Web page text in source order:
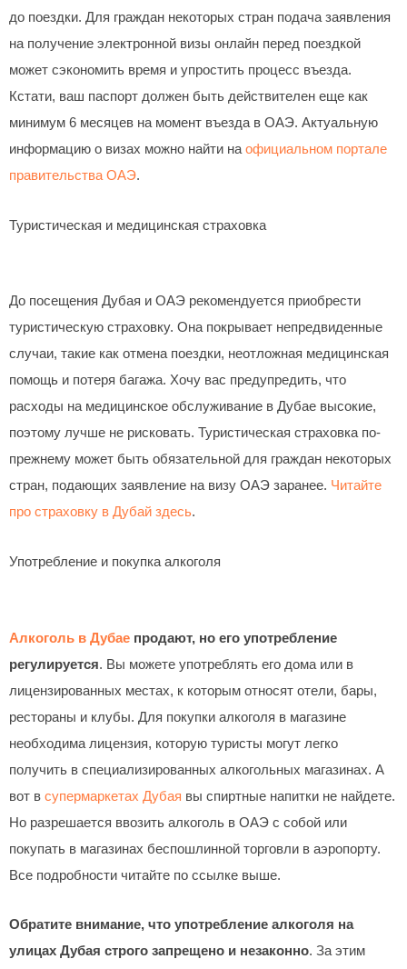
до поездки. Для граждан некоторых стран подача заявления
на получение электронной визы онлайн перед поездкой
может сэкономить время и упростить процесс въезда.
Кстати, ваш паспорт должен быть действителен еще как
минимум 6 месяцев на момент въезда в ОАЭ. Актуальную
информацию о визах можно найти наофициальном портале
правительства ОАЭ.
Туристическая и медицинская страховка
До посещения Дубая и ОАЭ рекомендуется приобрести
туристическую страховку. Она покрывает непредвиденные
случаи, такие как отмена поездки, неотложная медицинская
помощь и потеря багажа. Хочу вас предупредить, что
расходы на медицинское обслуживание в Дубае высокие,
поэтому лучше не рисковать. Туристическая страховка по-
прежнему может быть обязательной для граждан некоторых
стран, подающих заявление на визу ОАЭ заранее. Читайте
про страховку в Дубай здесь.
Употребление и покупка алкоголя
Алкоголь в Дубае продают, но его употребление
регулируется. Вы можете употреблять его дома или в
лицензированных местах, к которым относят отели, бары,
рестораны и клубы. Для покупки алкоголя в магазине
необходима лицензия, которую туристы могут легко
получить в специализированных алкогольных магазинах. А
вот в супермаркетах Дубая вы спиртные напитки не найдете.
Но разрешается ввозить алкоголь в ОАЭ с собой или
покупать в магазинах беспошлинной торговли в аэропорту.
Все подробности читайте по ссылке выше.
Обратите внимание, что употребление алкоголя на
улицах Дубая строго запрещено и незаконно. За этим